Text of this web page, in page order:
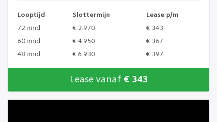
Looptijd Slottermijn
Lease p/m
72 mnd
€ 2.970
€ 343
60 mnd
€ 4.950
€ 367
48 mnd
€ 6.930 € 397
Lease vanaf € 343